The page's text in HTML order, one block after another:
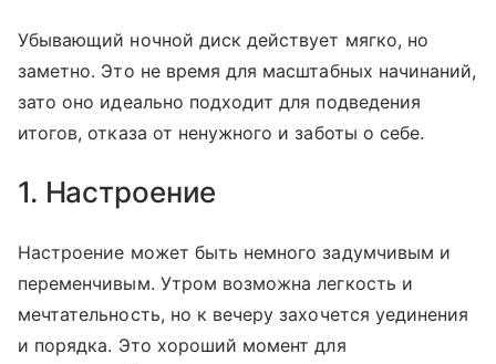
Убывающий ночной диск действует мягко, но
заметно. Это не время для масштабных начинаний,
зато оно идеально подходит для подведения
итогов, отказа от ненужного и заботы о себе.
1. Настроение
Настроение может быть немного задумчивым и
переменчивым. Утром возможна легкость и
мечтательность, но к вечеру захочется уединения
и порядка. Это хороший момент для